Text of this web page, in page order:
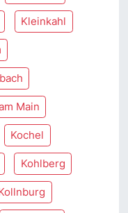
Kleinkahl
Main
Kochel
Kohlberg